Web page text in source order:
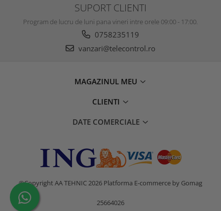
SUPORT CLIENTI
Program de lucru de luni pana vineri intre orele 09:00 - 17:00.
0758235119
vanzari@telecontrol.ro
MAGAZINUL MEU
CLIENTI
DATE COMERCIALE
©Copyright AA TEHNIC 2026 Platforma E-commerce by Gomag
25664026